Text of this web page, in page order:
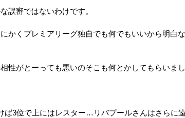
誤審ではないわけです。
かくプレミアリーグ独自でも何でもいいから明白
性がとーっても悪いのそこも何とかしてもらいま
ば3位で上にはレスター…リバプールさんはさらに